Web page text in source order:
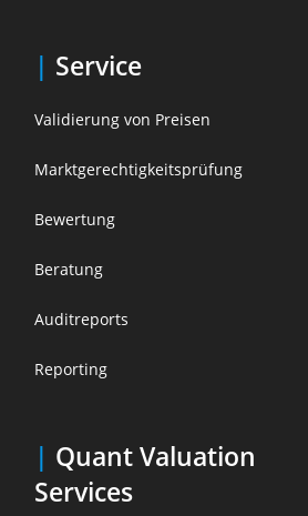
| Service
Validierung von Preisen
Marktgerechtigkeitsprüfung
Bewertung
Beratung
Auditreports
Reporting
| Quant Valuation
Services